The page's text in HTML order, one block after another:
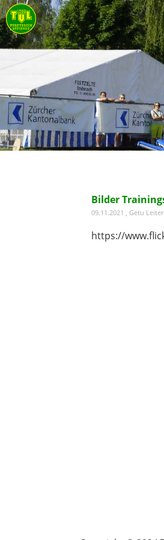
Bilder
09.11.2021 , Getu Leiter
https://